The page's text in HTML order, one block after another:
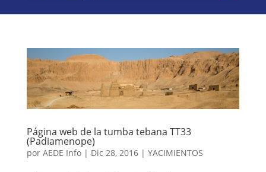
Página web de la tumba tebana TT33
(Padiamenope)
por AEDE Info| Dic 28, 2016| YACIMIENTOS